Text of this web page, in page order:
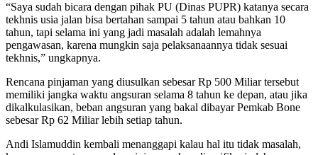
“Saya sudah bicara dengan pihak PU (Dinas PUPR) katanya secara
tekhnis usia jalan bisa bertahan sampai 5 tahun atau bahkan 10
tahun, tapi selama ini yang jadi masalah adalah lemahnya
pengawasan, karena mungkin saja pelaksanaannya tidak sesuai
tekhnis,” ungkapnya.
Rencana pinjaman yang diusulkan sebesar Rp 500 Miliar tersebut
memiliki jangka waktu angsuran selama 8 tahun ke depan, atau jika
dikalkulasikan, beban angsuran yang bakal dibayar Pemkab Bone
sebesar Rp 62 Miliar lebih setiap tahun.
Andi Islamuddin kembali menanggapi kalau hal itu tidak masalah,